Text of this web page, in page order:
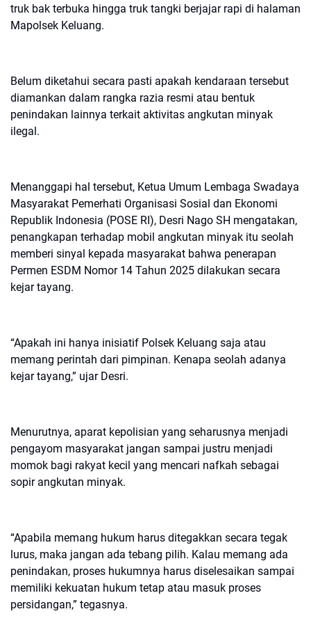
truk bak terbuka hingga truk tangki berjajar rapi di halaman
Mapolsek Keluang.
Belum diketahui secara pasti apakah kendaraan tersebut
diamankan dalam rangka razia resmi atau bentuk
penindakan lainnya terkait aktivitas angkutan minyak
ilegal.
Menanggapi hal tersebut, Ketua Umum Lembaga Swadaya
Masyarakat Pemerhati Organisasi Sosial dan Ekonomi
Republik Indonesia (POSE RI), Desri Nago SH mengatakan,
penangkapan terhadap mobil angkutan minyak itu seolah
memberi sinyal kepada masyarakat bahwa penerapan
Permen ESDM Nomor 14 Tahun 2025 dilakukan secara
kejar tayang.
“Apakah ini hanya inisiatif Polsek Keluang saja atau
memang perintah dari pimpinan. Kenapa seolah adanya
kejar tayang,” ujar Desri.
Menurutnya, aparat kepolisian yang seharusnya menjadi
pengayom masyarakat jangan sampai justru menjadi
momok bagi rakyat kecil yang mencari nafkah sebagai
sopir angkutan minyak.
“Apabila memang hukum harus ditegakkan secara tegak
lurus, maka jangan ada tebang pilih. Kalau memang ada
penindakan, proses hukumnya harus diselesaikan sampai
memiliki kekuatan hukum tetap atau masuk proses
persidangan,” tegasnya.